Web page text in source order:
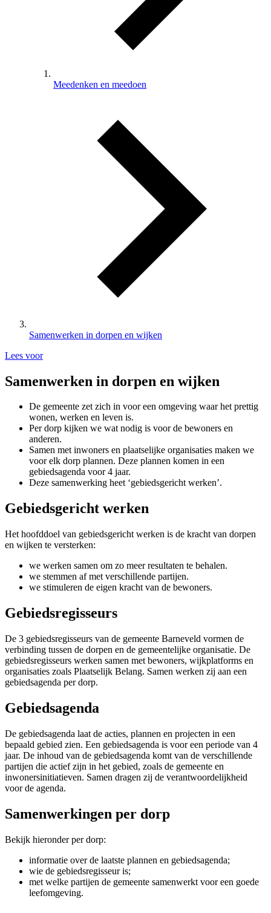
Meedenken en meedoen
Samenwerken in dorpen en wijken
Lees voor
Samenwerken in dorpen en wijken
De gemeente zet zich in voor een omgeving waar het prettig
wonen, werken en leven is.
Per dorp kijken we wat nodig is voor de bewoners en
anderen.
Samen met inwoners en plaatselijke organisaties maken we
voor elk dorp plannen. Deze plannen komen in een
gebiedsagenda voor 4 jaar.
Deze samenwerking heet ‘gebiedsgericht werken’.
Gebiedsgericht werken
Het hoofddoel van gebiedsgericht werken is de kracht van dorpen
en wijken te versterken:
we werken samen om zo meer resultaten te behalen.
we stemmen af met verschillende partijen.
we stimuleren de eigen kracht van de bewoners.
Gebiedsregisseurs
De 3 gebiedsregisseurs van de gemeente Barneveld vormen de
verbinding tussen de dorpen en de gemeentelijke organisatie. De
gebiedsregisseurs werken samen met bewoners, wijkplatforms en
organisaties zoals Plaatselijk Belang. Samen werken zij aan een
gebiedsagenda per dorp.
Gebiedsagenda
De gebiedsagenda laat de acties, plannen en projecten in een
bepaald gebied zien. Een gebiedsagenda is voor een periode van 4
jaar. De inhoud van de gebiedsagenda komt van de verschillende
partijen die actief zijn in het gebied, zoals de gemeente en
inwonersinitiatieven. Samen dragen zij de verantwoordelijkheid
voor de agenda.
Samenwerkingen per dorp
Bekijk hieronder per dorp:
informatie over de laatste plannen en gebiedsagenda;
wie de gebiedsregisseur is;
met welke partijen de gemeente samenwerkt voor een goede
leefomgeving.